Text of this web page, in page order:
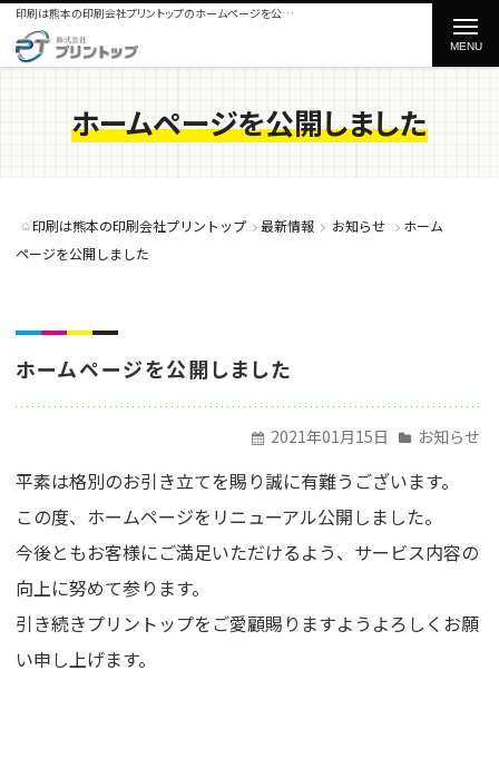
印刷は熊本の印刷会社プリントップのホームページを公開しましたをご紹介
ホームページを公開しました
印刷は熊本の印刷会社プリントップ 最新情報 お知らせ
ホーム
ページを公開しました
ホームページを公開しました
2021年01月15日 お知らせ
平素は格別のお引き立てを賜り誠に有難うございます。
この度、ホームページをリニューアル公開しました。
今後ともお客様にご満足いただけるよう、サービス内容の
向上に努めて参ります。
引き続きプリントップをご愛顧賜りますようよろしくお願
い申し上げます。
t
o
a
t
n